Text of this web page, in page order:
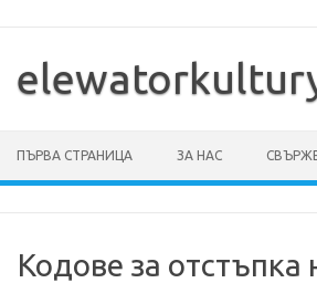
content
ПЪРВА СТРАНИЦА ЗА НАС
Кодове за